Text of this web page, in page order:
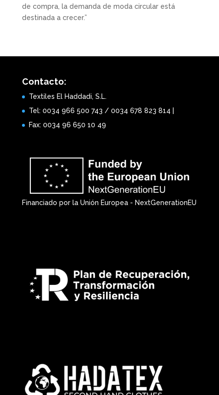
de compra, la demanda de moda circular está
destinada a crecer.”
Contacto:
Textiles El Haddadi, S.L.
Tel: 0034 966 500 743 / 0034 678 823 814 |
Fax: 0034 96 650 10 49
Financiado por la Unión Europea - NextGenerationEU